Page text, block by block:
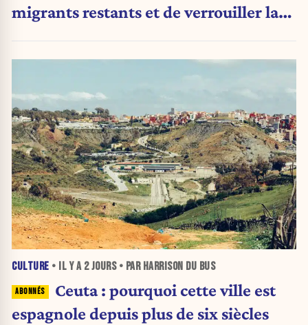
migrants restants et de verrouiller la
CULTURE • IL Y A 2 JOURS• PAR HARRISON DU BUS
Ceuta : pourquoi cette ville est
espagnole depuis plus de six siècles